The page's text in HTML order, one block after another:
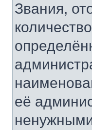
Звания,
её